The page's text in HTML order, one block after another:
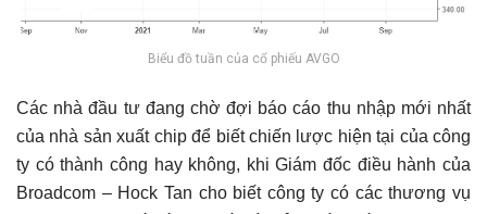
Biểu đồ tuần của cổ phiếu AVGO
Các nhà đầu tư đang chờ đợi báo cáo thu nhập mới nhất
của nhà sản xuất chip để biết chiến lược hiện tại của công
ty có thành công hay không, khi Giám đốc điều hành của
Broadcom – Hock Tan cho biết công ty có các thương vụ